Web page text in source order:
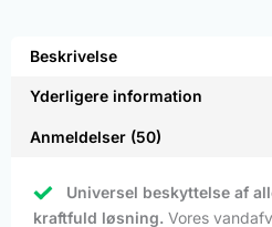
Beskrivelse
Yderligere information
Anmeldelser (50)
Universel beskyttelse af
kraftfuld løsning. Vores